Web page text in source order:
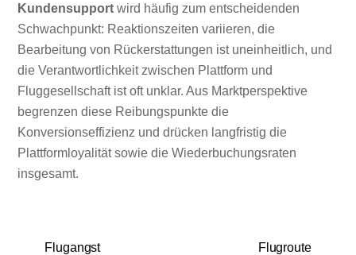
Kundensupport wird häufig zum entscheidenden
Schwachpunkt: Reaktionszeiten variieren, die
Bearbeitung von Rückerstattungen ist uneinheitlich, und
die Verantwortlichkeit zwischen Plattform und
Fluggesellschaft ist oft unklar. Aus Marktperspektive
begrenzen diese Reibungspunkte die
Konversionseffizienz und drücken langfristig die
Plattformloyalität sowie die Wiederbuchungsraten
insgesamt.
Flugangst Flugroute